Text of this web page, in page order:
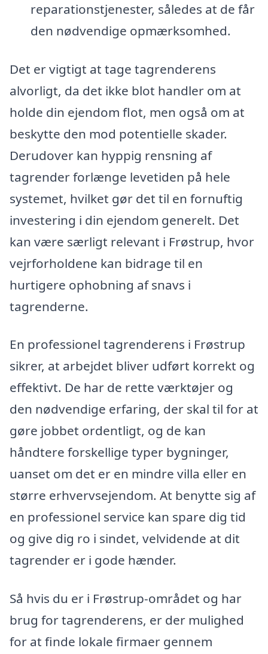
reparationstjenester, således at de får
den nødvendige opmærksomhed.
Det er vigtigt at tage tagrenderens
alvorligt, da det ikke blot handler om at
holde din ejendom flot, men også om at
beskytte den mod potentielle skader.
Derudover kan hyppig rensning af
tagrender forlænge levetiden på hele
systemet, hvilket gør det til en fornuftig
investering i din ejendom generelt. Det
kan være særligt relevant i Frøstrup, hvor
vejrforholdene kan bidrage til en
hurtigere ophobning af snavs i
tagrenderne.
En professionel tagrenderens i Frøstrup
sikrer, at arbejdet bliver udført korrekt og
effektivt. De har de rette værktøjer og
den nødvendige erfaring, der skal til for at
gøre jobbet ordentligt, og de kan
håndtere forskellige typer bygninger,
uanset om det er en mindre villa eller en
større erhvervsejendom. At benytte sig af
en professionel service kan spare dig tid
og give dig ro i sindet, velvidende at dit
tagrender er i gode hænder.
Så hvis du er i Frøstrup-området og har
brug for tagrenderens, er der mulighed
for at finde lokale firmaer gennem